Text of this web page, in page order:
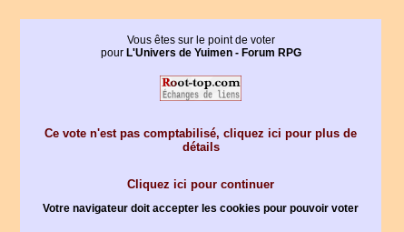
Vous êtes sur le point de voter
pour L'Univers de Yuimen - Forum RPG
Ce vote n'est pas comptabilisé, cliquez ici pour plus de
détails
Cliquez ici pour continuer
Votre navigateur doit accepter les cookies pour pouvoir voter